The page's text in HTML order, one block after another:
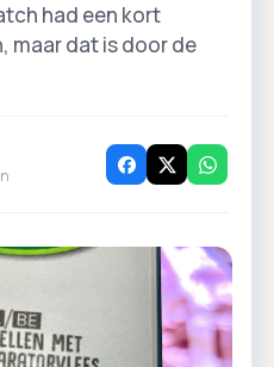
had een kort
maar dat is door de